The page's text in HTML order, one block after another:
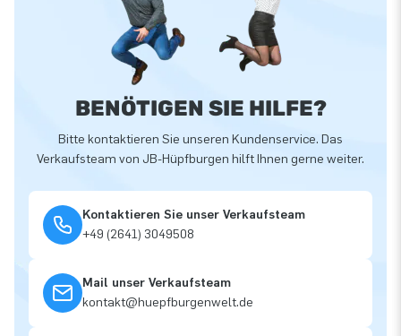
BENÖTIGEN SIE HILFE?
Bitte kontaktieren Sie unseren Kundenservice. Das
Verkaufsteam von JB-Hüpfburgen hilft Ihnen gerne weiter.
Kontaktieren Sie unser Verkaufsteam
+49 (2641) 3049508
Mail unser Verkaufsteam
kontakt@huepfburgenwelt.de